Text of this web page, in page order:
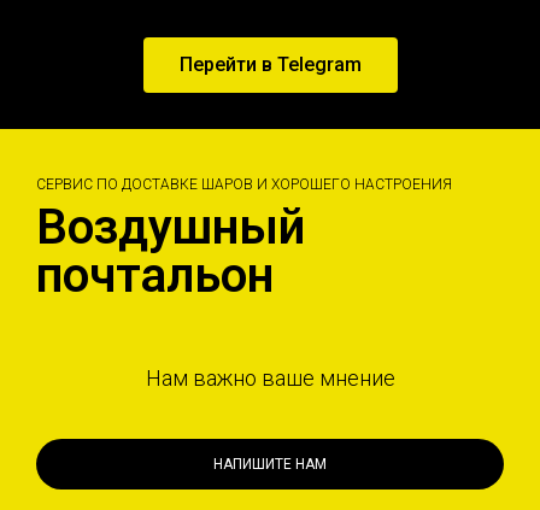
Перейти в Telegram
СЕРВИС ПО ДОСТАВКЕ ШАРОВ И ХОРОШЕГО НАСТРОЕНИЯ
Воздушный
почтальон
Нам важно ваше мнение
НАПИШИТЕ НАМ